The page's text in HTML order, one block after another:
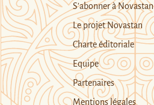
S’abonner à Novastan
Le projet Novastan
Charte éditoriale
Equipe
Partenaires
Mentions légales